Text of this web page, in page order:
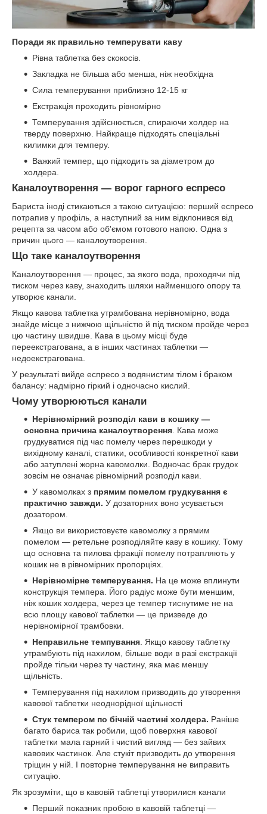
Поради як правильно темперувати каву
Рівна таблетка без скокосів.
Закладка не більша або менша, ніж необхідна
Сила темперування приблизно 12-15 кг
Екстракція проходить рівномірно
Темперування здійснюється, спираючи холдер на
тверду поверхню. Найкраще підходять спеціальні
килимки для темперу.
Важкий темпер, що підходить за діаметром до
холдера.
Каналоутворення — ворог гарного еспресо
Бариста іноді стикаються з такою ситуацією: перший еспресо
потрапив у профіль, а наступний за ним відклонився від
рецепта за часом або об'ємом готового напою. Одна з
причин цього — каналоутворення.
Що таке каналоутворення
Каналоутворення — процес, за якого вода, проходячи під
тиском через каву, знаходить шляхи найменшого опору та
утворює канали.
Якщо кавова таблетка утрамбована нерівномірно, вода
знайде місце з нижчою щільністю й під тиском пройде через
цю частину швидше. Кава в цьому місці буде
переекстрагована, а в інших частинах таблетки —
недоекстрагована.
У результаті вийде еспресо з водянистим тілом і браком
балансу: надмірно гіркий і одночасно кислий.
Чому утворюються канали
Нерівномірний розподіл кави в кошику —
основна причина каналоутворення. Кава може
грудкуватися під час помелу через перешкоди у
вихідному каналі, статики, особливості конкретної кави
або затуплені жорна кавомолки. Водночас брак грудок
зовсім не означає рівномірний розподіл кави.
У кавомолках з прямим помелом грудкування є
практично завжди. У дозаторних воно усувається
дозатором.
Якщо ви використовуєте кавомолку з прямим
помелом — ретельне розподіляйте каву в кошику. Тому
що основна та пилова фракції помелу потрапляють у
кошик не в рівномірних пропорціях.
Нерівномірне темперування. На це може вплинути
конструкція темпера. Його радіус може бути меншим,
ніж кошик холдера, через це темпер тиснутиме не на
всю площу кавової таблетки — це призведе до
нерівномірної трамбовки.
Неправильне темпування. Якщо кавову таблетку
утрамбують під нахилом, більше води в разі екстракції
пройде тільки через ту частину, яка має меншу
щільність.
Темперування під нахилом призводить до утворення
кавової таблетки неоднорідної щільності
Стук темпером по бічній частині холдера. Раніше
багато бариса так робили, щоб поверхня кавової
таблетки мала гарний і чистий вигляд — без зайвих
кавових частинок. Але стукіт призводить до утворення
тріщин у ній. І повторне темперування не виправить
ситуацію.
Як зрозуміти, що в кавовій таблетці утворилися канали
Перший показник пробою в кавовій таблетці —